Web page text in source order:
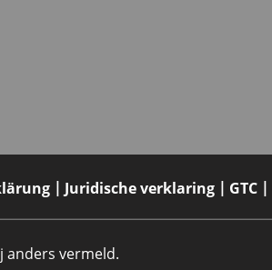
Juridische verklaring GTC
anders vermeld.